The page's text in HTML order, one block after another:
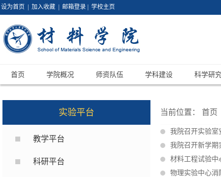
设为首页 加入收藏 邮箱登录 学校主页
首页 学院概况 师资队伍 学科建设 科学研
实验平台
教学平台
科研平台
当前位置： 首页
我院召开实验室
我院召开新学期
材料工程试验中
物理实验中心消